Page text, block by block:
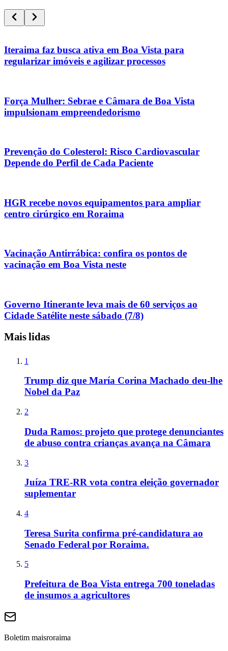
Iteraima faz busca ativa em Boa Vista para
regularizar imóveis e agilizar processos
Força Mulher: Sebrae e Câmara de Boa Vista
impulsionam empreendedorismo
Prevenção do Colesterol: Risco Cardiovascular
Depende do Perfil de Cada Paciente
HGR recebe novos equipamentos para ampliar
centro cirúrgico em Roraima
Vacinação Antirrábica: confira os pontos de
vacinação em Boa Vista neste
Governo Itinerante leva mais de 60 serviços ao
Cidade Satélite neste sábado (7/8)
Mais lidas
1
Trump diz que María Corina Machado deu-lhe
Nobel da Paz
2
Duda Ramos: projeto que protege denunciantes
de abuso contra crianças avança na Câmara
3
Juíza TRE-RR vota contra eleição governador
suplementar
4
Teresa Surita confirma pré-candidatura ao
Senado Federal por Roraima.
5
Prefeitura de Boa Vista entrega 700 toneladas
de insumos a agricultores
Boletim maisroraima